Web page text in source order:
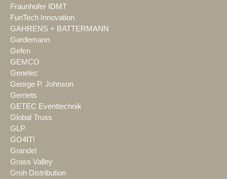
Fraunhofer IDMT
FunTech Innovation
GAHRENS + BATTERMANN
Gardemann
Gefen
GEMCO
Genelec
George P. Johnson
Gerriets
GETEC Eventtechnik
Global Truss
GLP
GO4IT!
Grandel
Grass Valley
Groh Distribution